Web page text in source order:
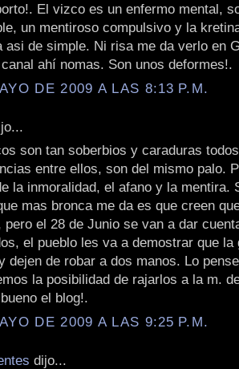
El vizco es un enfermo mental,
un mentiroso compulsivo y la
asi de simple. Ni risa me da verlo en
ahí nomas. Son unos deformes!.
DE 2009 A LAS 8:13 P.M.
son tan soberbios y caraduras
entre ellos, son del mismo palo.
la inmoralidad, el afano y la mentira.
mas bronca me da es que creen
pero el 28 de Junio se van a dar
el pueblo les va a demostrar que la
dejen de robar a dos manos. Lo
la posibilidad de rajarlos a la m.
el blog!.
DE 2009 A LAS 9:25 P.M.
dijo...